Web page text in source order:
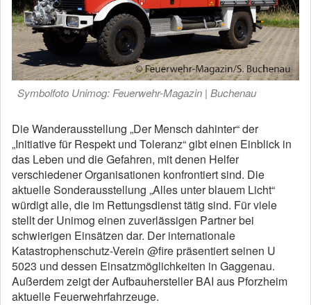
Symbolfoto Unimog: Feuerwehr-Magazin | Buchenau
Die Wanderausstellung „Der Mensch dahinter“ der
„Initiative für Respekt und Toleranz“ gibt einen Einblick in
das Leben und die Gefahren, mit denen Helfer
verschiedener Organisationen konfrontiert sind. Die
aktuelle Sonderausstellung „Alles unter blauem Licht“
würdigt alle, die im Rettungsdienst tätig sind. Für viele
stellt der Unimog einen zuverlässigen Partner bei
schwierigen Einsätzen dar. Der internationale
Katastrophenschutz-Verein @fire präsentiert seinen U
5023 und dessen Einsatzmöglichkeiten in Gaggenau.
Außerdem zeigt der Aufbauhersteller BAI aus Pforzheim
aktuelle Feuerwehrfahrzeuge.